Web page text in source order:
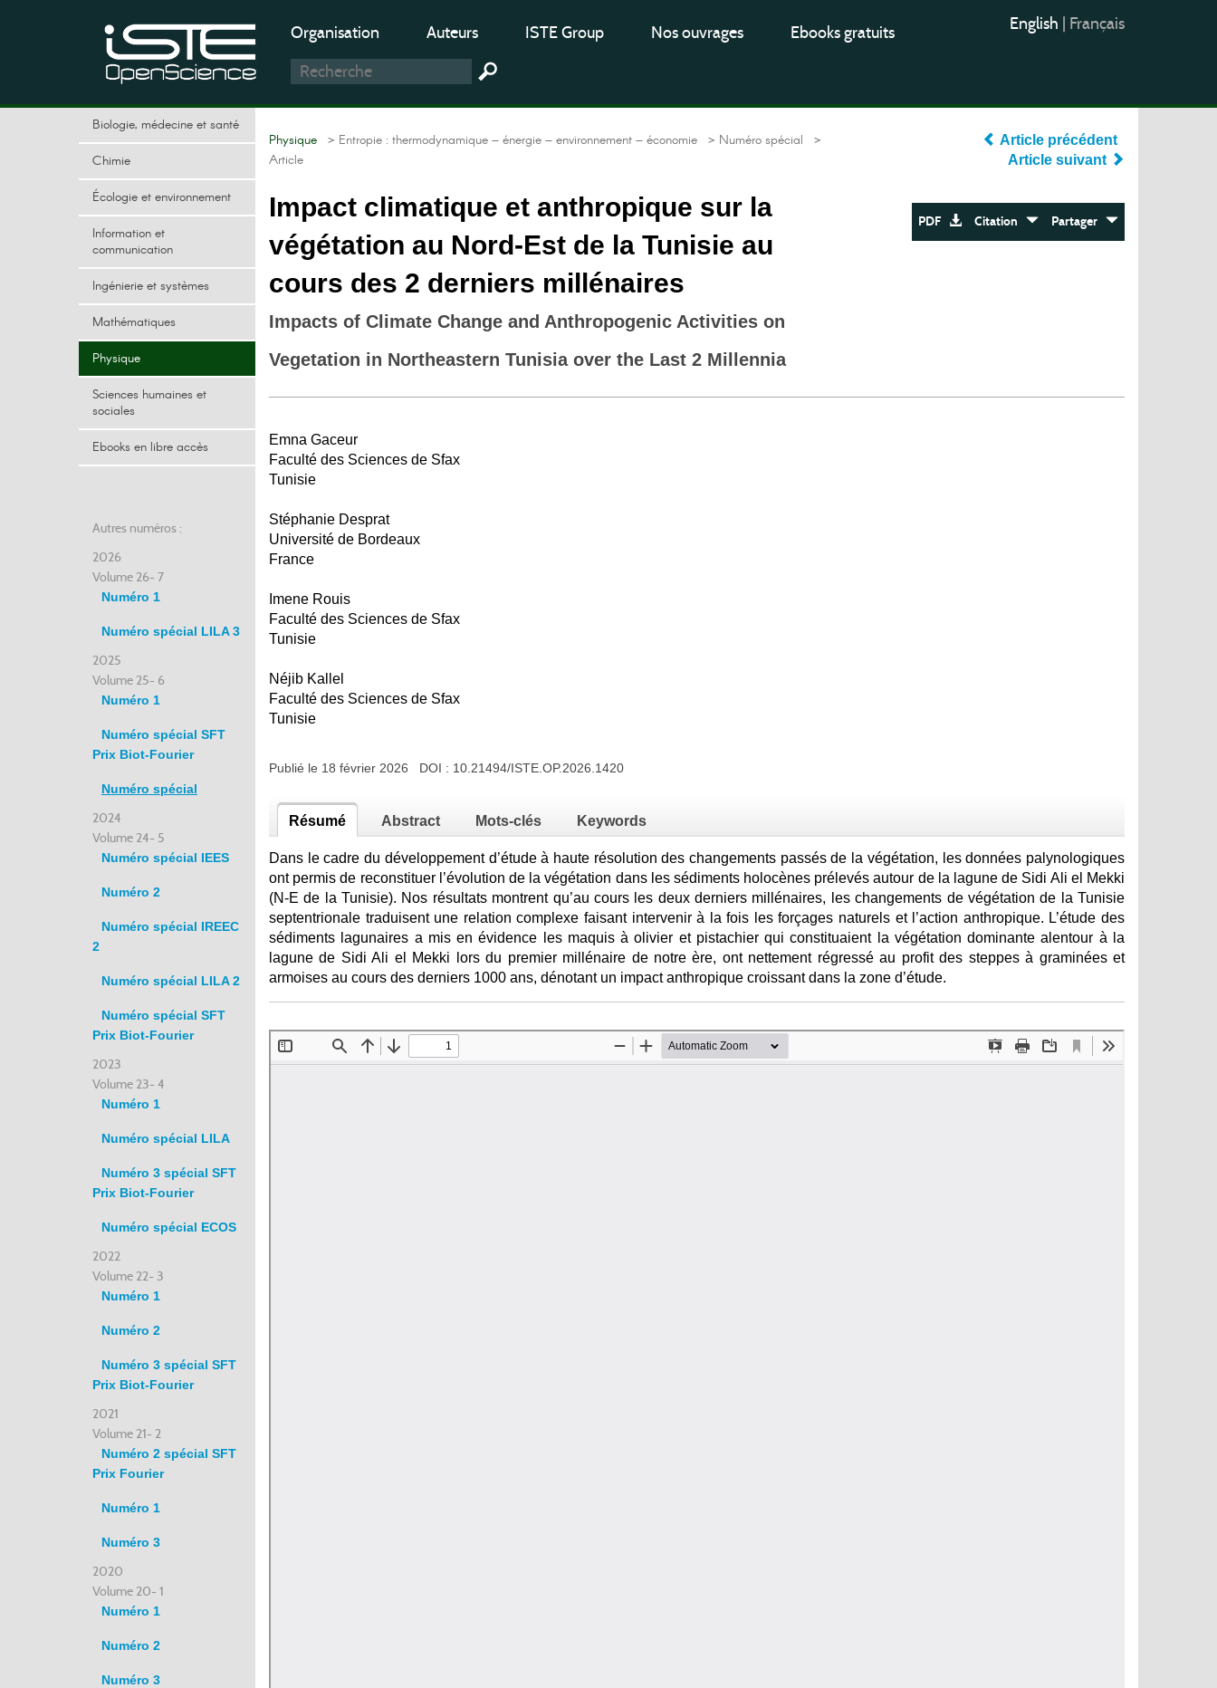
Organisation Auteurs ISTE Group Nos ouvrages Ebooks gratuits English Français
Biologie, médecine et santé
Chimie
Écologie et environnement
Information et
communication
Ingénierie et systèmes
Mathématiques
Physique
Sciences humaines et
sociales
Ebooks en libre accès
Autres numéros :
2026
Volume 26- 7
Numéro 1
Numéro spécial LILA 3
2025
Volume 25- 6
Numéro 1
Numéro spécial SFT
Prix Biot-Fourier
Numéro spécial
2024
Volume 24- 5
Numéro spécial IEES
Numéro 2
Numéro spécial IREEC
2
Numéro spécial LILA 2
Numéro spécial SFT
Prix Biot-Fourier
2023
Volume 23- 4
Numéro 1
Numéro spécial LILA
Numéro 3 spécial SFT
Prix Biot-Fourier
Numéro spécial ECOS
2022
Volume 22- 3
Numéro 1
Numéro 2
Numéro 3 spécial SFT
Prix Biot-Fourier
2021
Volume 21- 2
Numéro 2 spécial SFT
Prix Fourier
Numéro 1
Numéro 3
2020
Volume 20- 1
Numéro 1
Numéro 2
Numéro 3
Physique > Entropie : thermodynamique – énergie – environnement – économie > Numéro spécial >
Article
Impact climatique et anthropique sur la
végétation au Nord-Est de la Tunisie au
cours des 2 derniers millénaires
Impacts of Climate Change and Anthropogenic Activities on
Vegetation in Northeastern Tunisia over the Last 2 Millennia
Article précédent
Article suivant
PDF Citation Partager
Emna Gaceur
Faculté des Sciences de Sfax
Tunisie
Stéphanie Desprat
Université de Bordeaux
France
Imene Rouis
Faculté des Sciences de Sfax
Tunisie
Néjib Kallel
Faculté des Sciences de Sfax
Tunisie
Publié le 18 février 2026 DOI : 10.21494/ISTE.OP.2026.1420
Résumé Abstract Mots-clés Keywords
Dans le cadre du développement d’étude à haute résolution des changements passés de la végétation, les données palynologiques
ont permis de reconstituer l’évolution de la végétation dans les sédiments holocènes prélevés autour de la lagune de Sidi Ali el Mekki
(N-E de la Tunisie). Nos résultats montrent qu’au cours les deux derniers millénaires, les changements de végétation de la Tunisie
septentrionale traduisent une relation complexe faisant intervenir à la fois les forçages naturels et l’action anthropique. L’étude des
sédiments lagunaires a mis en évidence les maquis à olivier et pistachier qui constituaient la végétation dominante alentour à la
lagune de Sidi Ali el Mekki lors du premier millénaire de notre ère, ont nettement régressé au profit des steppes à graminées et
armoises au cours des derniers 1000 ans, dénotant un impact anthropique croissant dans la zone d’étude.